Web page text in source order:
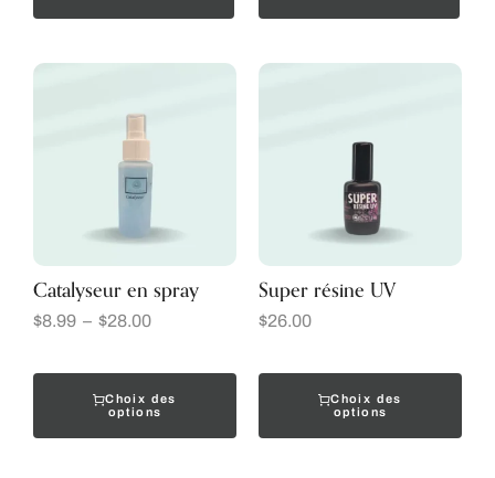
Catalyseur en spray
$8.99 – $28.00
Choix des
options
Super résine UV
$26.00
Choix des
options